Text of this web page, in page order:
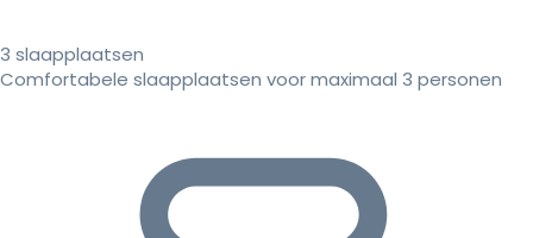
3 slaapplaatsen
Comfortabele slaapplaatsen voor maximaal 3 personen